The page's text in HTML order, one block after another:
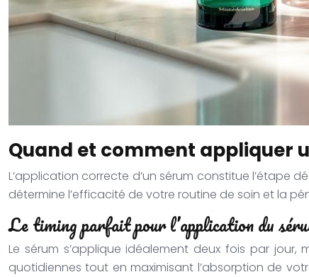
Quand et comment appliquer
L’application correcte d’un sérum constitue l’étape
détermine l’efficacité de votre routine de soin et la
Le timing parfait pour l’application du
Le sérum s’applique idéalement deux fois par
quotidiennes tout en maximisant l’absorption de